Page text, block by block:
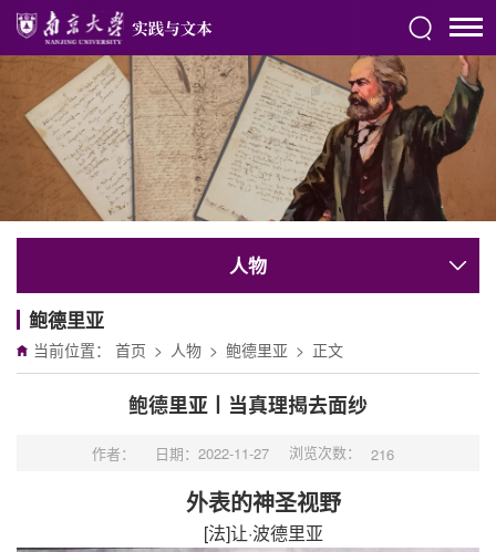
人物
鲍德里亚
当前位置： 首页 > 人物 > 鲍德里亚 > 正文
鲍德里亚丨当真理揭去面纱
作者： 日期：2022-11-27 浏览次数： 216
外表的神圣视野
[法]让·波德里亚